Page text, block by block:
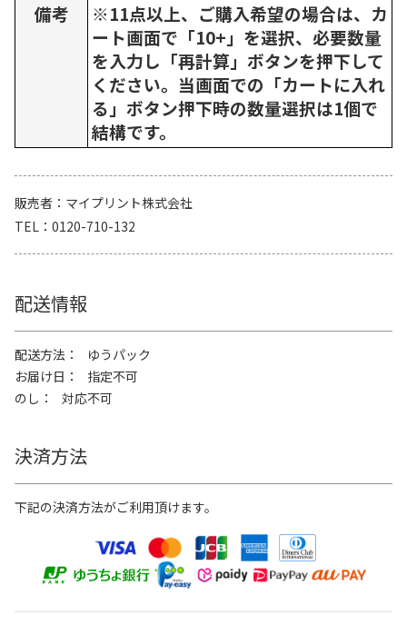
備考
※11点以上、ご購入希望の場合は、カ
ート画面で「10+」を選択、必要数量
を入力し「再計算」ボタンを押下して
ください。当画面での「カートに入れ
る」ボタン押下時の数量選択は1個で
結構です。
販売者
マイプリント株式会社
TEL
0120-710-132
配送情報
配送方法
ゆうパック
お届け日
指定不可
のし
対応不可
決済方法
下記の決済方法がご利用頂けます。